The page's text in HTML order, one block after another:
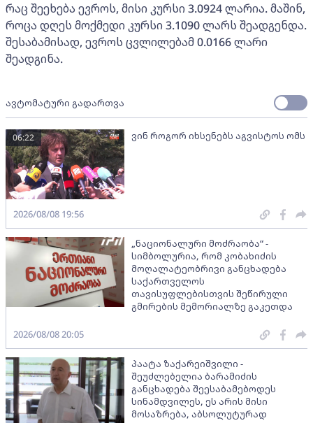
რაც შეეხება ევროს, მისი კურსი 3.0924 ლარია. მაშინ,
როცა დღეს მოქმედი კურსი 3.1090 ლარს შეადგენდა.
შესაბამისად, ევროს ცვლილებამ 0.0166 ლარი
შეადგინა.
ავტომატური გადართვა
ვინ როგორ იხსენებს აგვისტოს ომს
06:22
2026/08/08 19:56
„ნაციონალური მოძრაობა“ -
სიმბოლურია, რომ კობახიძის
მოღალატეობრივი განცხადება
საქართველოს
თავისუფლებისთვის შეწირული
გმირების მემორიალზე გაკეთდა
2026/08/08 20:05
პაატა ზაქარეიშვილი -
შეუძლებელია ბარამიძის
განცხადება შეესაბამებოდეს
სინამდვილეს, ეს არის მისი
მოსაზრება, აბსოლუტურად